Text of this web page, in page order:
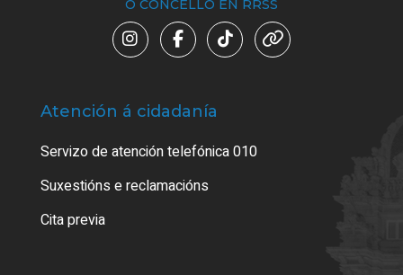
O CONCELLO EN RRSS
Atención á cidadanía
Servizo de atención telefónica 010
Suxestións e reclamacións
Cita previa